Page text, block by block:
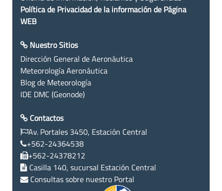
Política de Privacidad de la información de Página
WEB
Nuestro Sitios
Dirección General de Aeronáutica
Meteorología Aeronáutica
Blog de Meteorología
IDE DMC (Geonode)
Contactos
Av. Portales 3450, Estación Central
+562-24364538
+562-24378212
Casilla 140, sucursal Estación Central
Consultas sobre nuestro Portal